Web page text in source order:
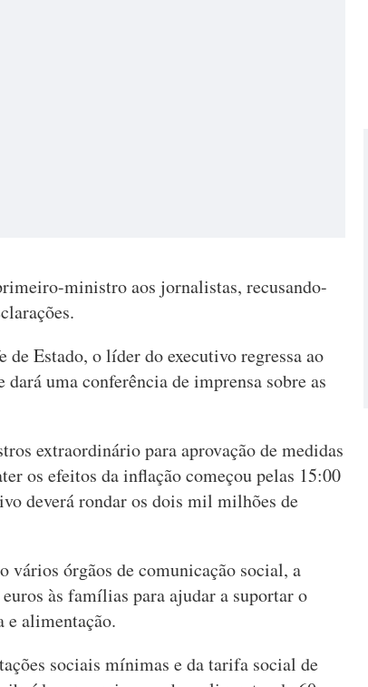
ministro aos jornalistas, recusando-
de Estado, o líder do executivo regressa ao
uma conferência de imprensa sobre as
extraordinário para aprovação de medidas
os efeitos da inflação começou pelas 15:00
deverá rondar os dois mil milhões de
vários órgãos de comunicação social, a
às famílias para ajudar a suportar o
e alimentação.
sociais mínimas e da tarifa social de